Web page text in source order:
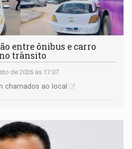
entre ônibus e carro
trânsito
de 2026 às 17:07
chamados ao local